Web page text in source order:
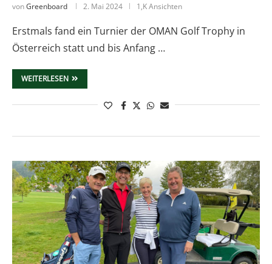
vonGreenboard 2. Mai 2024 1,K Ansichten
Erstmals fand ein Turnier der OMAN Golf Trophy in
Österreich statt und bis Anfang …
WEITERLESEN